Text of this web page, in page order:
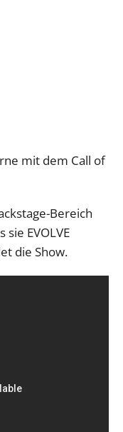
mit dem Call of
Bereich
EVOLVE
die Show.